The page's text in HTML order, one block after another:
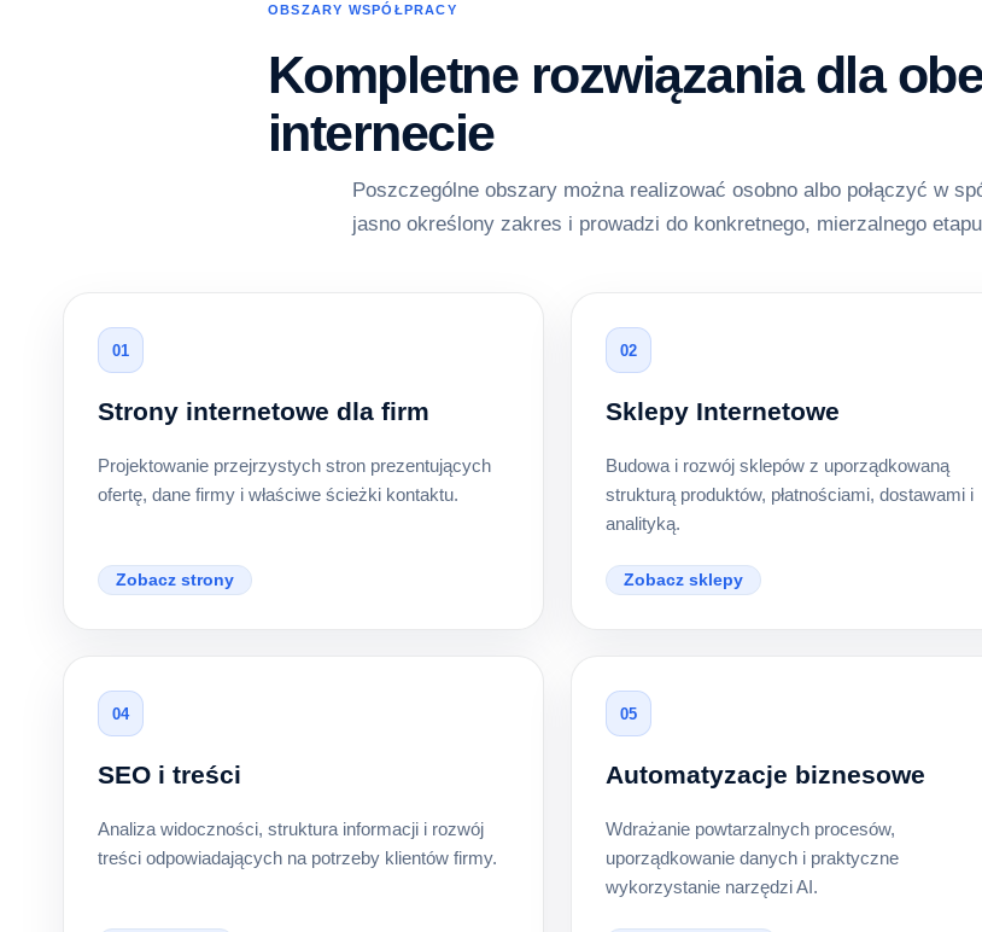
OBSZARY WSPÓŁPRACY
Kompletne rozwiązania dla
internecie
Poszczególne obszary można realizować osobno albo połączyć w
jasno określony zakres i prowadzi do konkretnego, mierzalnego
01
Strony internetowe dla firm
Projektowanie przejrzystych stron prezentujących
ofertę, dane firmy i właściwe ścieżki kontaktu.
Zobacz strony
02
Sklepy Internetowe
Budowa i rozwój sklepów z uporządkowaną
strukturą produktów, płatnościami, dostawami i
analityką.
Zobacz sklepy
04
SEO i treści
Analiza widoczności, struktura informacji i rozwój
treści odpowiadających na potrzeby klientów firmy.
05
Automatyzacje biznesowe
Wdrażanie powtarzalnych procesów,
uporządkowanie danych i praktyczne
wykorzystanie narzędzi AI.